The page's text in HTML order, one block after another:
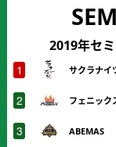
2019年セ
1 サクラナイ
2 フェニック
3 ABEMAS